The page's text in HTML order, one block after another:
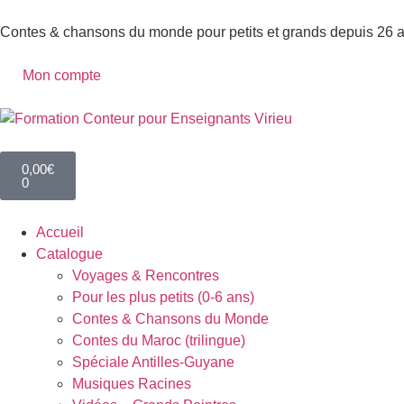
Contes & chansons du monde pour petits et grands depuis 26
Mon compte
0,00€
0
Accueil
Catalogue
Voyages & Rencontres
Pour les plus petits (0-6 ans)
Contes & Chansons du Monde
Contes du Maroc (trilingue)
Spéciale Antilles-Guyane
Musiques Racines